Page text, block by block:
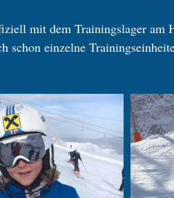
mit dem Trainingslager am
schon einzelne